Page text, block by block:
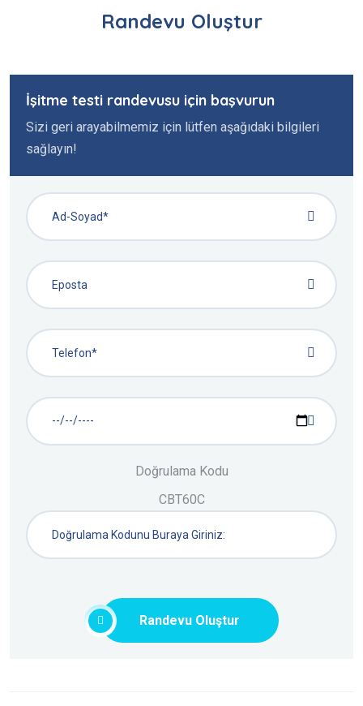
Randevu Oluştur
İşitme testi randevusu için başvurun
Sizi geri arayabilmemiz için lütfen aşağıdaki bilgileri
sağlayın!
Doğrulama Kodu
CBT60C
Randevu Oluştur